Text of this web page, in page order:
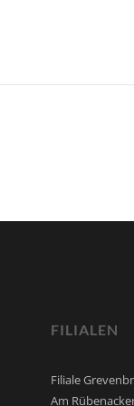
FILIALEN
Filiale
Am